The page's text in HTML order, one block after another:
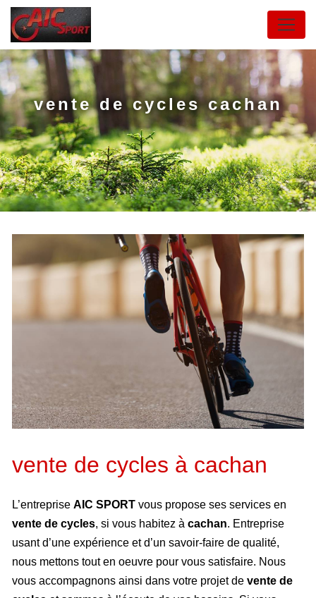
vente de cycles cachan
vente de cycles à cachan
L’entreprise AIC SPORT vous propose ses services en
vente de cycles, si vous habitez à cachan. Entreprise
usant d’une expérience et d’un savoir-faire de qualité,
nous mettons tout en oeuvre pour vous satisfaire. Nous
vous accompagnons ainsi dans votre projet de vente de
Panneau de gestion des cookies